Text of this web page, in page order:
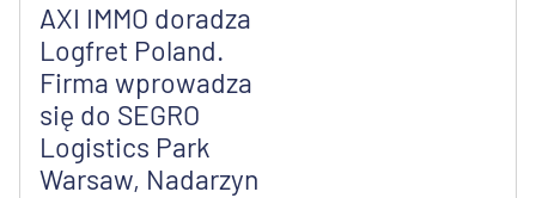
AXI IMMO doradza
Logfret Poland.
Firma wprowadza
się do SEGRO
Logistics Park
Warsaw, Nadarzyn